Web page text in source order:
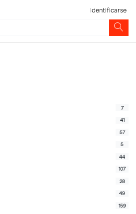
Identificarse
7
41
57
5
44
107
28
49
159